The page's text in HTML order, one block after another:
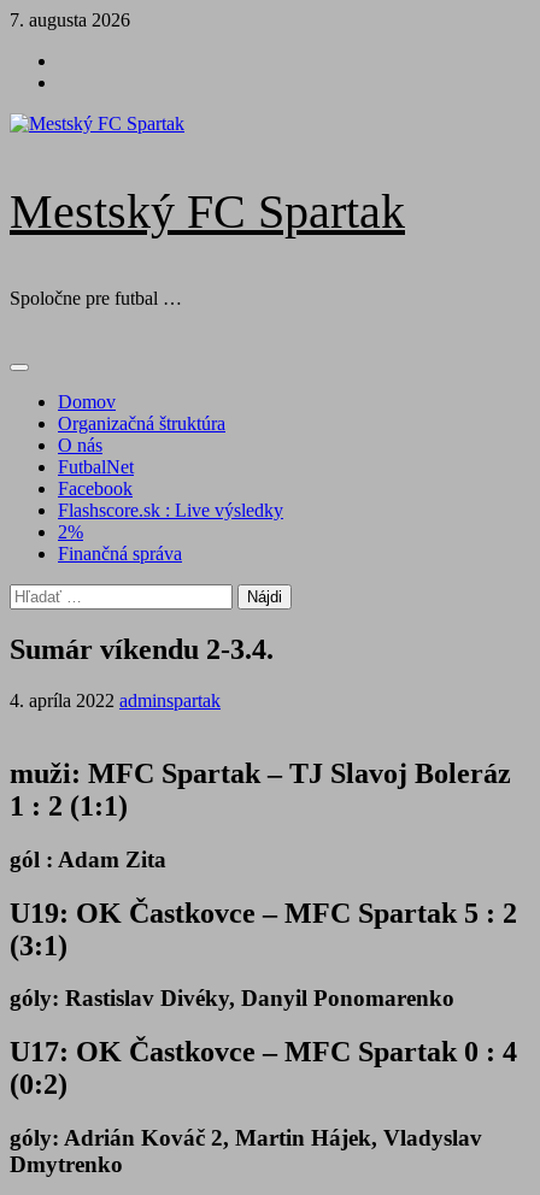
Skip
content
7. augusta 2026
Mestský FC Spartak
Spoločne pre futbal …
Primary
Domov
Organizačná štruktúra
O nás
FutbalNet
Facebook
Flashscore.sk : Live výsledky
2%
Finančná správa
Hľadať:
Sumár víkendu 2-3.4.
4. apríla 2022 adminspartak
muži: MFC Spartak – TJ Slavoj Boleráz
1 : 2 (1:1)
gól : Adam Zita
U19: OK Častkovce – MFC Spartak 5 : 2
(3:1)
góly: Rastislav Divéky, Danyil Ponomarenko
U17: OK Častkovce – MFC Spartak 0 : 4
(0:2)
góly: Adrián Kováč 2, Martin Hájek, Vladyslav
Dmytrenko